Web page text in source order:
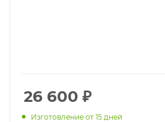
26 600 ₽
Изготовление от 15 дней